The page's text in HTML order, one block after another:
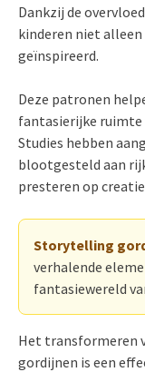
Dankzij de
kinderen niet
geïnspireerd.
Deze patronen
fantasierijke ruimte
Studies hebben
blootgesteld aan
presteren op
Storytelling
verhalende
fantasiewereld
Het transformeren
gordijnen is een